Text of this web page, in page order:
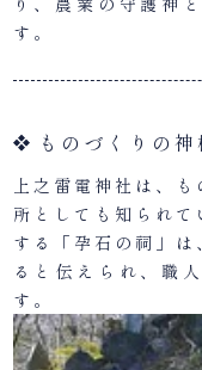
す。
ものづくりの神
上之雷電神社は、
所としても知られ
する「孕石の祠」
ると伝えられ、職
す。